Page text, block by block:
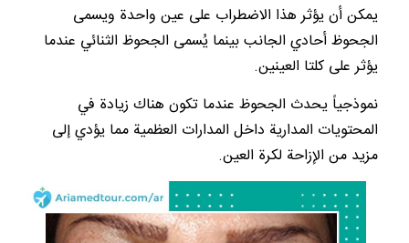
يمكن أن يؤثر هذا الاضطراب على عين واحدة ويسمى
الجحوظ أحادي الجانب بينما يُسمى الجحوظ الثنائي عندما
يؤثر على كلتا العينين.
نموذجياً يحدث الجحوظ عندما تكون هناك زيادة في
المحتويات المدارية داخل المدارات العظمية مما يؤدي إلى
مزيد من الإزاحة لكرة العين.